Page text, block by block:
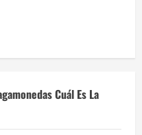
Cuál Es La